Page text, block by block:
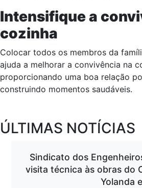
Intensifique a
cozinha
Colocar todos os membros da
ajuda a melhorar a convivência na
proporcionando uma boa relação
construindo momentos saudáveis.
ÚLTIMAS NOTÍCIAS
Sindicato dos
visita técnica às obras do
Yolanda